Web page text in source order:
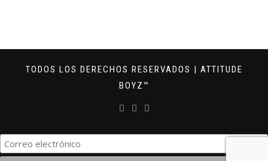
TODOS LOS DERECHOS RESERVADOS | ATTITUDE
BOYZ™